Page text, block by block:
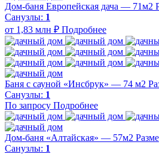
Дом-баня Европейская дача — 71м2
Санузлы: 1
от 1,83 млн ₽ Подробнее
Баня с сауной «Инсбрук» — 74 м2
Санузлы: 1
По запросу Подробнее
Дом-баня «Алтайская» — 57м2
Санузлы: 1